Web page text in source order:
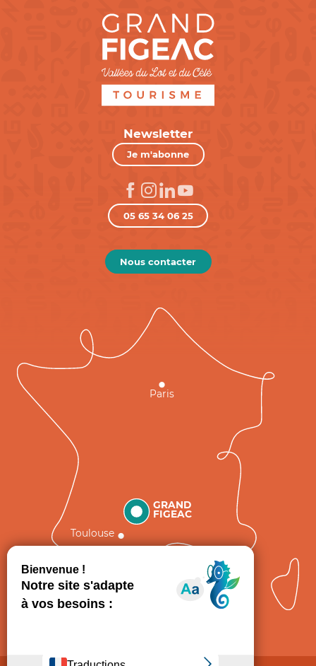
Newsletter
Je m'abonne
05 65 34 06 25
Nous contacter
GRAND
FIGEAC
Toulouse
Paris